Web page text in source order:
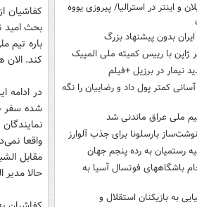
و اینتر در استرالیا/ پیروزی یووه
ژاپن با رییس کمیته ملی المپیک
نیمار در برزیل +فیلم
کمتر پول داد و رضاییان را نگه
ملی عراق ماندنی شد
بارسلونا برای جذب آلوارز
رستمیان به رده پنجم جهان
باشگاههای فوتسال آسیا به
به بازیکنان استقلال و
کفاشیان
بحث امید
باره تیم
کند. الان
در ادامه
شده سفر
واقعا
مقابل
حالا